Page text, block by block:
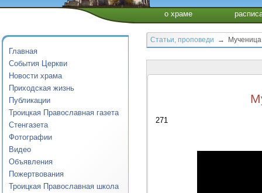
о храме
Главная
События Церкви
Новости храма
Приходская жизнь
Публикации
Троицкая Православная газета
Стенгазета
Фотографии
Видео
Объявления
Пожертвования
Троицкая Православная школа
Статьи, проповеди → Мученица
271